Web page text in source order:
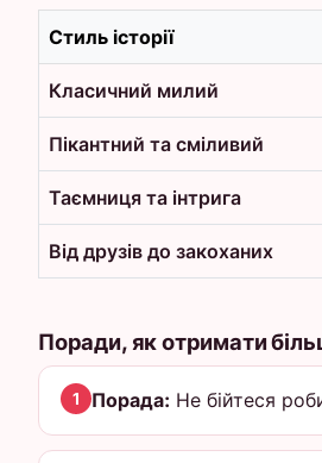
Стиль історії
Класичний милий
Пікантний та сміливий
Таємниця та інтрига
Від друзів до закоханих
Поради, як отримати
1 Порада: Не бійтеся